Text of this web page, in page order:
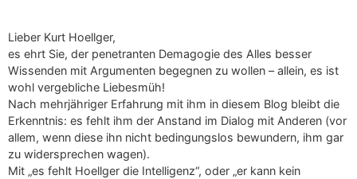
Lieber Kurt Hoellger,
es ehrt Sie, der penetranten Demagogie des Alles besser
Wissenden mit Argumenten begegnen zu wollen – allein, es ist
wohl vergebliche Liebesmüh!
Nach mehrjähriger Erfahrung mit ihm in diesem Blog bleibt die
Erkenntnis: es fehlt ihm der Anstand im Dialog mit Anderen (vor
allem, wenn diese ihn nicht bedingungslos bewundern, ihm gar
zu widersprechen wagen).
Mit „es fehlt Hoellger die Intelligenz“, oder „er kann kein